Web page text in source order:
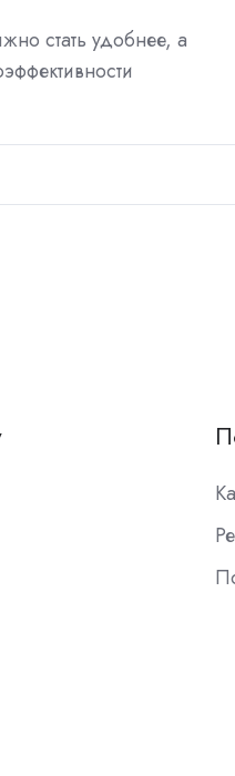
стать удобнее, а